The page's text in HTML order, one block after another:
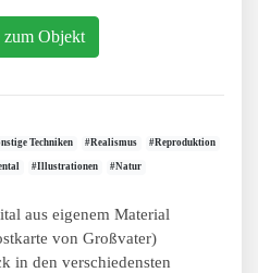
zum Objekt
Techniken #Realismus #Reproduktion
#Illustrationen #Natur
aus eigenem Material
von Großvater)
in den verschiedensten